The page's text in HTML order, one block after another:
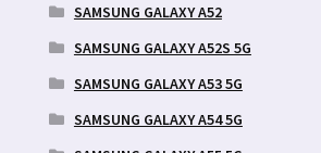
SAMSUNG GALAXY A52
SAMSUNG GALAXY A52S 5G
SAMSUNG GALAXY A53 5G
SAMSUNG GALAXY A54 5G